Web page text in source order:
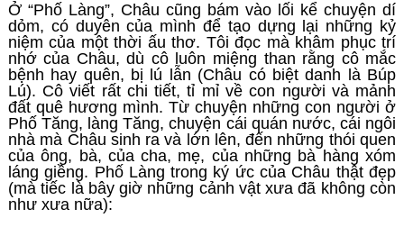
Ở “Phố Làng”, Châu cũng bám vào lối kể chuyện dí
dỏm, có duyên của mình để tạo dựng lại những kỷ
niệm của một thời ấu thơ. Tôi đọc mà khâm phục trí
nhớ của Châu, dù cô luôn miệng than rằng cô mắc
bệnh hay quên, bị lú lẫn (Châu có biệt danh là Búp
Lú). Cô viết rất chi tiết, tỉ mỉ về con người và mảnh
đất quê hương mình. Từ chuyện những con người ở
Phố Tăng, làng Tăng, chuyện cái quán nước, cái ngôi
nhà mà Châu sinh ra và lớn lên, đến những thói quen
của ông, bà, của cha, mẹ, của những bà hàng xóm
láng giềng. Phố Làng trong ký ức của Châu thật đẹp
(mà tiếc là bây giờ những cảnh vật xưa đã không còn
như xưa nữa):